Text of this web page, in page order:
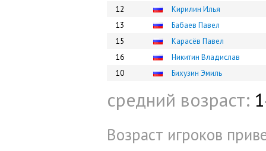
12
Кирилин Илья
13
Бабаев Павел
15
Карасёв Павел
16
Никитин Владислав
10
Бихузин Эмиль
средний возраст:
Возраст игроков